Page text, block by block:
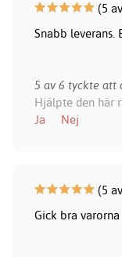
(5
Snabb leverans.
5 av 6 tyckte att
Hjälpte den här
Ja
Nej
(5
Gick bra